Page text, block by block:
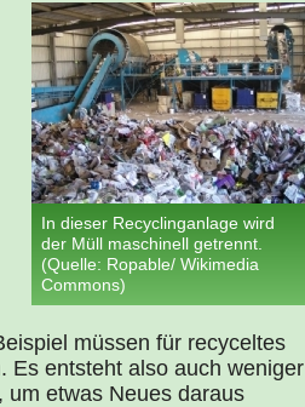
In dieser Recyclinganlage wird
der Müll maschinell getrennt.
(Quelle: Ropable/ Wikimedia
Commons)
müssen für recyceltes
Es entsteht also auch weniger
um etwas Neues daraus